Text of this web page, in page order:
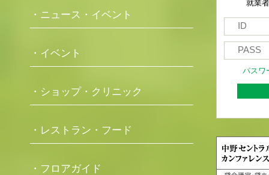
・ニュース・イベント
・イベント
・ショップ・クリニック
・レストラン・フード
・フロアガイド
就業
パスワ